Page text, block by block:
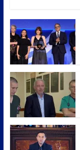
e
b
o
o
k
itt
er